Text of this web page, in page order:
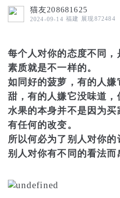
猫友208681625
2024-09-14 福建 展现872484
每个人对你的态度不同
素质就是不一样的。
如同好的菠萝，有的人嫌
甜，有的人嫌它没味道，
水果的本身并不是因为
有任何的改变。
所以何必为了别人对你
别人对你有不同的看法而